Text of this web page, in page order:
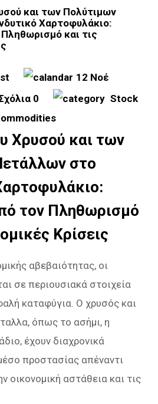
12 Νοέ
0
Stock
Χρυσού και των
στο
τον Πληθωρισμό
Κρίσεις
αβεβαιότητας, οι
σε περιουσιακά στοιχεία
καταφύγια. Ο χρυσός και
όπως το ασήμι, η
έχουν διαχρονικά
προστασίας απέναντι
οικονομική αστάθεια και τις